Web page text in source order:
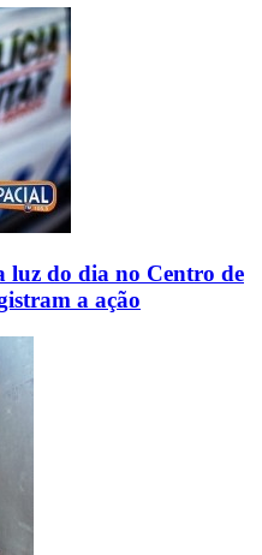
luz do dia no Centro de
a ação